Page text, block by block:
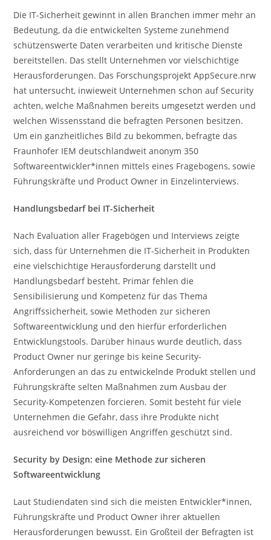
Die IT-Sicherheit gewinnt in allen Branchen immer mehr an
Bedeutung, da die entwickelten Systeme zunehmend
schützenswerte Daten verarbeiten und kritische Dienste
bereitstellen. Das stellt Unternehmen vor vielschichtige
Herausforderungen. Das Forschungsprojekt AppSecure.nrw
hat untersucht, inwieweit Unternehmen schon auf Security
achten, welche Maßnahmen bereits umgesetzt werden und
welchen Wissensstand die befragten Personen besitzen.
Um ein ganzheitliches Bild zu bekommen, befragte das
Fraunhofer IEM deutschlandweit anonym 350
Softwareentwickler*innen mittels eines Fragebogens, sowie
Führungskräfte und Product Owner in Einzelinterviews.
Handlungsbedarf bei IT-Sicherheit
Nach Evaluation aller Fragebögen und Interviews zeigte
sich, dass für Unternehmen die IT-Sicherheit in Produkten
eine vielschichtige Herausforderung darstellt und
Handlungsbedarf besteht. Primär fehlen die
Sensibilisierung und Kompetenz für das Thema
Angriffssicherheit, sowie Methoden zur sicheren
Softwareentwicklung und den hierfür erforderlichen
Entwicklungstools. Darüber hinaus wurde deutlich, dass
Product Owner nur geringe bis keine Security-
Anforderungen an das zu entwickelnde Produkt stellen und
Führungskräfte selten Maßnahmen zum Ausbau der
Security-Kompetenzen forcieren. Somit besteht für viele
Unternehmen die Gefahr, dass ihre Produkte nicht
ausreichend vor böswilligen Angriffen geschützt sind.
Security by Design: eine Methode zur sicheren
Softwareentwicklung
Laut Studiendaten sind sich die meisten Entwickler*innen,
Führungskräfte und Product Owner ihrer aktuellen
Herausforderungen bewusst. Ein Großteil der Befragten ist